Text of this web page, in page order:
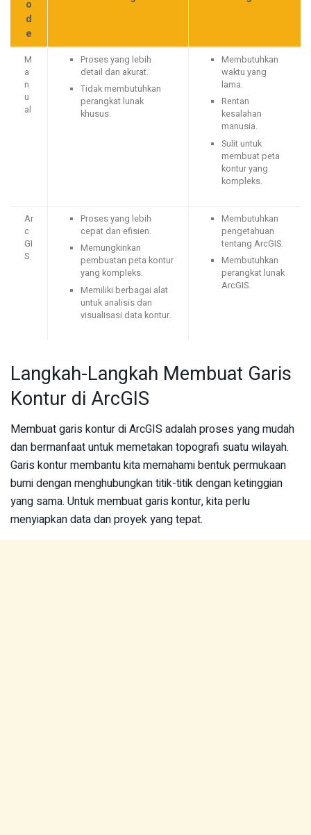
o
d
e
M
a
n
u
al
Proses yang lebih
detail dan akurat.
Tidak membutuhkan
perangkat lunak
khusus.
Membutuhkan
waktu yang
lama.
Rentan
kesalahan
manusia.
Sulit untuk
membuat peta
kontur yang
kompleks.
Ar
c
GI
S
Proses yang lebih
cepat dan efisien.
Memungkinkan
pembuatan peta kontur
yang kompleks.
Memiliki berbagai alat
untuk analisis dan
visualisasi data kontur.
Membutuhkan
pengetahuan
tentang ArcGIS.
Membutuhkan
perangkat lunak
ArcGIS.
Langkah-Langkah Membuat Garis
Kontur di ArcGIS
Membuat garis kontur di ArcGIS adalah proses yang mudah
dan bermanfaat untuk memetakan topografi suatu wilayah.
Garis kontur membantu kita memahami bentuk permukaan
bumi dengan menghubungkan titik-titik dengan ketinggian
yang sama. Untuk membuat garis kontur, kita perlu
menyiapkan data dan proyek yang tepat.